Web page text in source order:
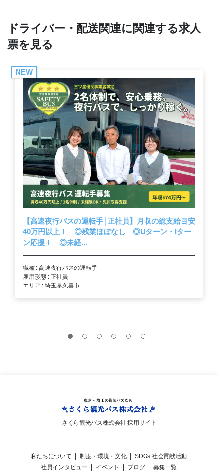
ドライバー・配送関連に関連する求人
票を見る
NEW
【高速夜行バスの運転手│正社員】月収の総支給目安
40万円以上！ ◎残業ほぼなし ◎Uターン・Iター
ン応援！ ◎未経...
職種 : 高速夜行バスの運転手
雇用形態 : 正社員
エリア : 埼玉県久喜市
さくら観光バス株式会社 採用サイト
私たちについて 制度・環境・文化
SDGs 社会貢献活動
社員インタビュー
イベント ブログ 募集一覧